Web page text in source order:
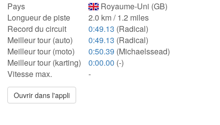
Pays
Royaume-Uni (GB)
Longueur de piste
2.0 km / 1.2 miles
Record du circuit
0:49.13 (Radical)
Meilleur tour (auto)
0:49.13 (Radical)
Meilleur tour (moto)
0:50.39 (Michaelssead)
Meilleur tour (karting)
0:00.00 (-)
Vitesse max.
-
Ouvrir dans l'appli